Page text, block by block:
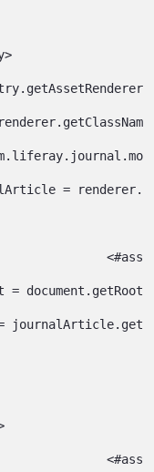
=
=